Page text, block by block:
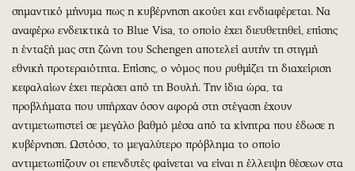
σημαντικό μήνυμα πως η κυβέρνηση ακούει και ενδιαφέρεται. Να
αναφέρω ενδεικτικά το Blue Visa, το οποίο έχει διευθετηθεί, επίσης
η ένταξή μας στη ζώνη του Schengen αποτελεί αυτήν τη στιγμή
εθνική προτεραιότητα. Επίσης, ο νόμος που ρυθμίζει τη διαχείριση
κεφαλαίων έχει περάσει από τη Βουλή. Την ίδια ώρα, τα
προβλήματα που υπήρχαν όσον αφορά στη στέγαση έχουν
αντιμετωπιστεί σε μεγάλο βαθμό μέσα από τα κίνητρα που έδωσε η
κυβέρνηση. Ωστόσο, το μεγαλύτερο πρόβλημα το οποίο
αντιμετωπίζουν οι επενδυτές φαίνεται να είναι η έλλειψη θέσεων στα